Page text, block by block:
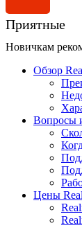
Приятные
Новичкам
Обзор
Вопросы
Цены